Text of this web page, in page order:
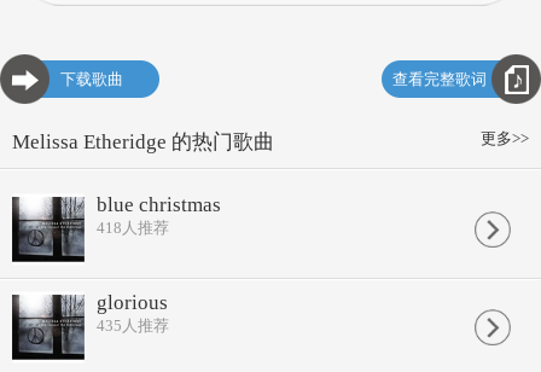
下载歌曲 查看完整歌词
更多>>
Melissa Etheridge 的热门歌曲
blue christmas
418 人推荐
glorious
435 人推荐